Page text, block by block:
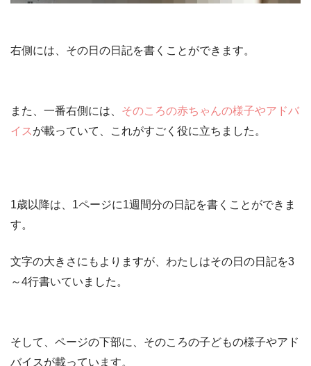
右側には、その日の日記を書くことができます。
また、一番右側には、 そのころの赤ちゃんの様子やアドバ
イス が載っていて、これがすごく役に立ちました。
1歳以降は、1ページに1週間分の日記を書くことができま
す。
文字の大きさにもよりますが、わたしはその日の日記を3
～4行書いていました。
そして、ページの下部に、そのころの子どもの様子やアド
バイスが載っています。